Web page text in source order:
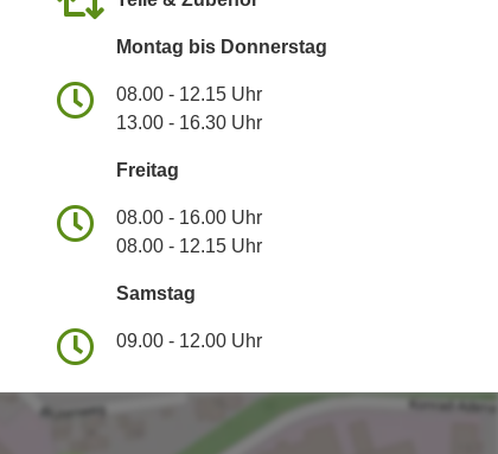
Montag bis Donnerstag
08.00 - 12.15 Uhr
13.00 - 16.30 Uhr
Freitag
08.00 - 16.00 Uhr
08.00 - 12.15 Uhr
Samstag
09.00 - 12.00 Uhr